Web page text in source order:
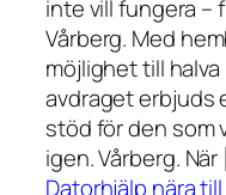
inte vill fungera –
Vårberg. Med
möjlighet till
avdraget
stöd för den som
igen. Vårberg.
Datorhjälp nära